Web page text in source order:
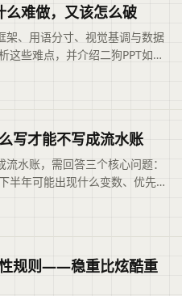
么难做，又该怎么破
架、用语分寸、视觉基调与数据
这些难点，并介绍二狗PPT如何
匹配正式表达与专用模板来辅
省操作时间，但内容判断仍需
写才能不写成流水账
水账，需回答三个核心问题：
半年可能出现什么变数、优先
单月波动转向整体趋势判断，
3项关键优先事项，帮助职场人
规则——稳重比炫酷重